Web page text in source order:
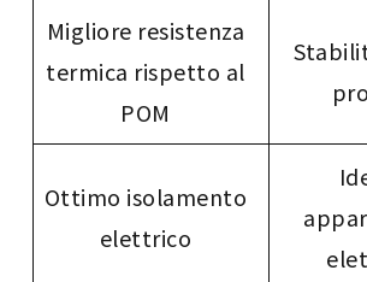
Migliore resistenza
termica rispetto al
POM
Ottimo isolamento
elettrico